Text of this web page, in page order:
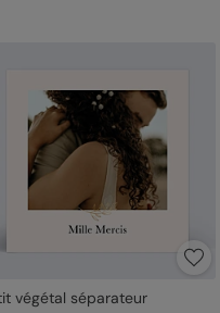
végétal séparateur